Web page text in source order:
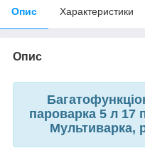
Опис Характеристики
Опис
пароварка 5 л 17
Мультиварка,